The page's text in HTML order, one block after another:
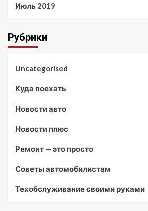
Июль 2019
Рубрики
Uncategorised
Куда поехать
Новости авто
Новости плюс
Ремонт — это просто
Советы автомобилистам
Техобслуживание своими руками